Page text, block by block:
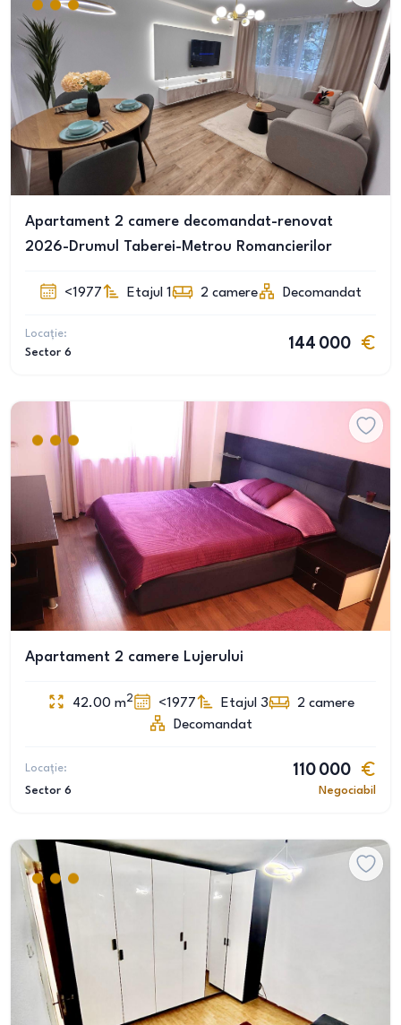
Apartament 2 camere decomandat-renovat
2026-Drumul Taberei-Metrou Romancierilor
<1977 Etajul 1 2 camere Decomandat
Locație:
Sector 6
144 000
Apartament 2 camere Lujerului
42.00 m2 <1977 Etajul 3 2 camere
Decomandat
Locație:
Sector 6
110 000
Negociabil